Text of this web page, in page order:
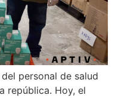
personal de salud
república. Hoy, el